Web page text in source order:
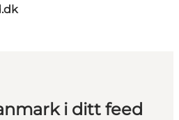
i ditt feed